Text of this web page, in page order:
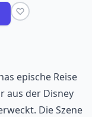
epische Reise
aus der Disney
Die Szene